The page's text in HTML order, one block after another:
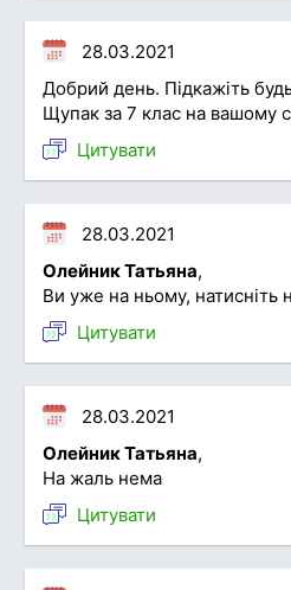
28.03.2021
Добрий день. Підкажіть
Щупак за 7 клас на вашому
Цитувати
28.03.2021
Олейник Татьяна,
Ви уже на ньому, натисніть
Цитувати
28.03.2021
Олейник Татьяна,
На жаль нема
Цитувати